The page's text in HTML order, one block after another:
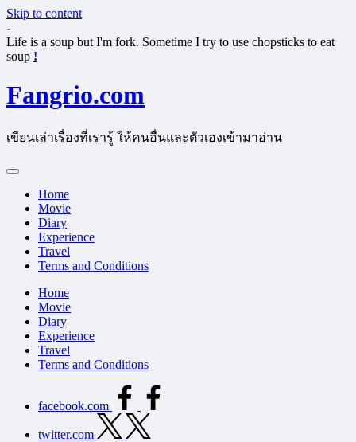
Skip to content
-
Life is a soup but I'm fork. Sometime I try to use chopsticks to eat
soup !
Fangrio.com
เขียนเล่าเรื่องที่เรารู้ ให้คนอื่นและตัวเองเข้ามาอ่าน
Home
Movie
Diary
Experience
Travel
Terms and Conditions
Home
Movie
Diary
Experience
Travel
Terms and Conditions
facebook.com
twitter.com